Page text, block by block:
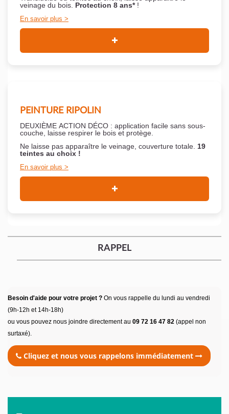
veinage du bois. Protection 8 ans*!
En savoir plus
PEINTURE RIPOLIN
DEUXIÈME ACTION DÉCO : application facile sans sous-
couche, laisse respirer le bois et protège.
Ne laisse pas apparaître le veinage, couverture totale. 19
teintes au choix !
En savoir plus
RAPPEL
Besoin d'aide pour votre projet ? On vous rappelle du lundi au vendredi
(9h-12h et 14h-18h)
ou vous pouvez nous joindre directement au 09 72 16 47 82 (appel non
surtaxé).
Cliquez et nous vous rappelons immédiatement